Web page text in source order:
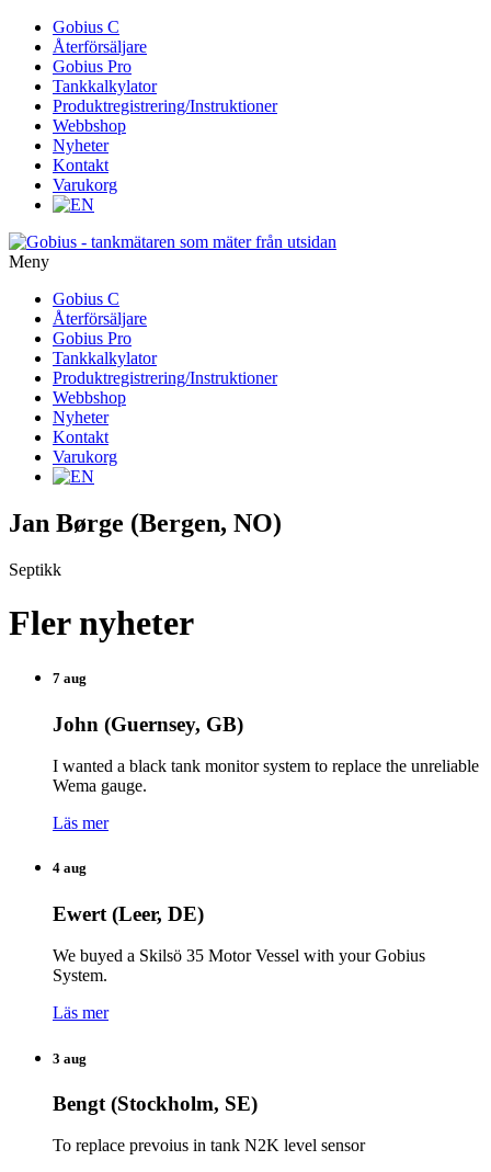
vidare
innehåll
Gobius C
Återförsäljare
Gobius Pro
Tankkalkylator
Produktregistrering/Instruktioner
Webbshop
Nyheter
Kontakt
Varukorg
Meny
vidare
innehåll
Gobius C
Återförsäljare
Gobius Pro
Tankkalkylator
Produktregistrering/Instruktioner
Webbshop
Nyheter
Kontakt
Varukorg
Jan Børge (Bergen, NO)
Septikk
Fler nyheter
7 aug
John (Guernsey, GB)
I wanted a black tank monitor system to replace the unreliable
Wema gauge.
Läs mer
4 aug
Ewert (Leer, DE)
We buyed a Skilsö 35 Motor Vessel with your Gobius
System.
Läs mer
3 aug
Bengt (Stockholm, SE)
To replace prevoius in tank N2K level sensor